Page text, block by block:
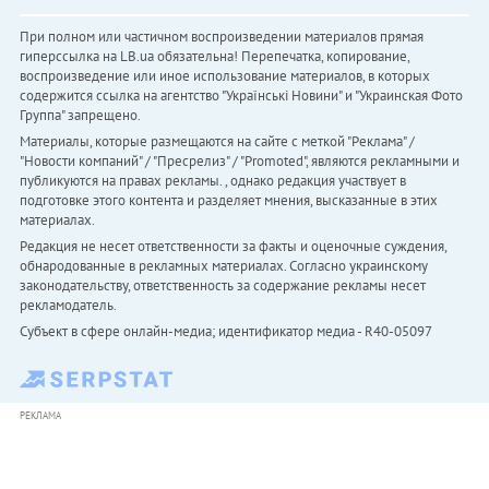
При полном или частичном воспроизведении материалов прямая
гиперссылка на LB.ua обязательна! Перепечатка, копирование,
воспроизведение или иное использование материалов, в которых
содержится ссылка на агентство "Українськi Новини" и "Украинская Фото
Группа" запрещено.
Материалы, которые размещаются на сайте с меткой "Реклама" /
"Новости компаний" / "Пресрелиз" / "Promoted", являются рекламными и
публикуются на правах рекламы. , однако редакция участвует в
подготовке этого контента и разделяет мнения, высказанные в этих
материалах.
Редакция не несет ответственности за факты и оценочные суждения,
обнародованные в рекламных материалах. Согласно украинскому
законодательству, ответственность за содержание рекламы несет
рекламодатель.
Субъект в сфере онлайн-медиа; идентификатор медиа - R40-05097
РЕКЛАМА